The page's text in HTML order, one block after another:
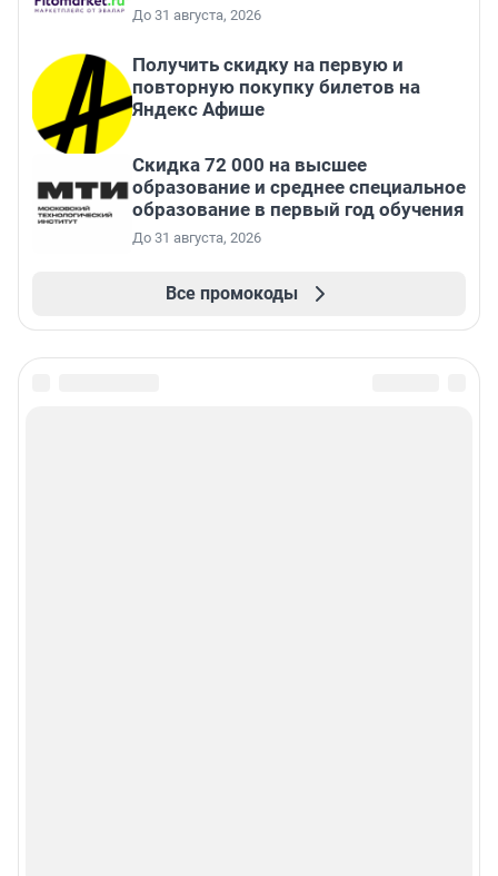
До 31 августа, 2026
Получить скидку на первую и
повторную покупку билетов на
Яндекс Афише
Скидка 72 000 на высшее
образование и среднее специальное
образование в первый год обучения
До 31 августа, 2026
Все промокоды